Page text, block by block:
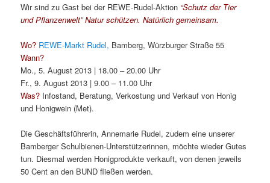
Wir sind zu Gast bei der REWE-Rudel-Aktion “Schutz der Tier
und Pflanzenwelt” Natur schützen. Natürlich gemeinsam.
Wo? REWE-Markt Rudel, Bamberg, Würzburger Straße 55
Wann?
Mo., 5. August 2013 | 18.00 – 20.00 Uhr
Fr., 9. August 2013 | 9.00 – 11.00 Uhr
Was? Infostand, Beratung, Verkostung und Verkauf von Honig
und Honigwein (Met).
Die Geschäftsführerin, Annemarie Rudel, zudem eine unserer
Bamberger Schulbienen-Unterstützerinnen, möchte wieder Gutes
tun. Diesmal werden Honigprodukte verkauft, von denen jeweils
50 Cent an den BUND fließen werden.